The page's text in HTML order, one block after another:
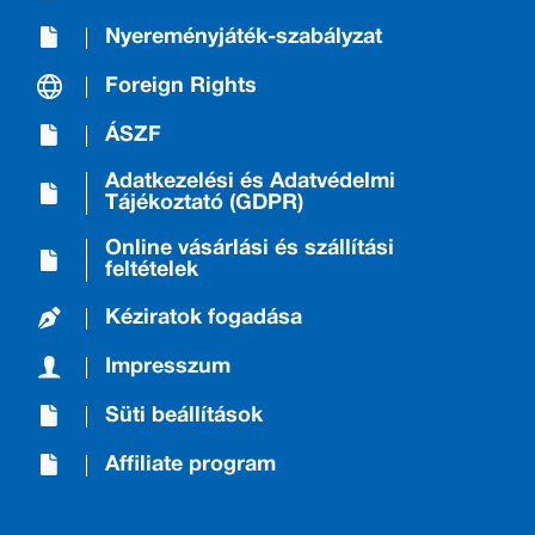
Nyereményjáték-szabályzat
Foreign Rights
ÁSZF
Adatkezelési és Adatvédelmi
Tájékoztató (GDPR)
Online vásárlási és szállítási
feltételek
Kéziratok fogadása
Impresszum
Süti beállítások
Affiliate program